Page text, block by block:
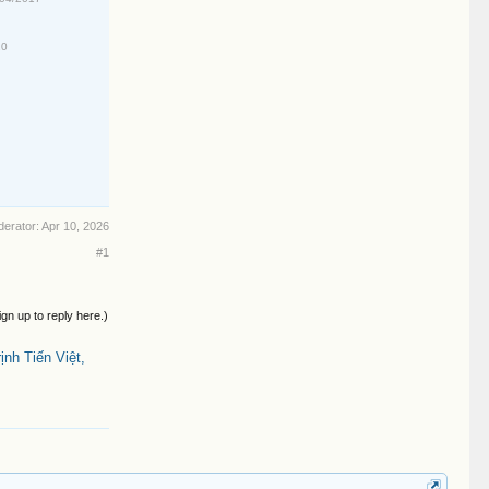
Apr 10, 2026
#1
up to reply here.)
Tiến Việt,